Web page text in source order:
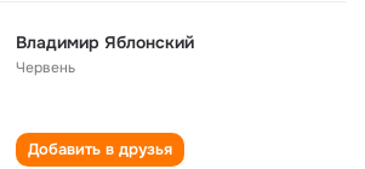
Владимир Яблонский
Червень
Добавить в друзья